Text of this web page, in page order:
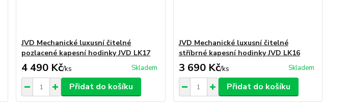
JVD Mechanické luxusní čitelné
pozlacené kapesní hodinky JVD LK17
4 490 Kč/ks Skladem
Přidat do košíku
JVD Mechanické luxusní čitelné
stříbrné kapesní hodinky JVD LK16
3 690 Kč/ks Skladem
Přidat do košíku